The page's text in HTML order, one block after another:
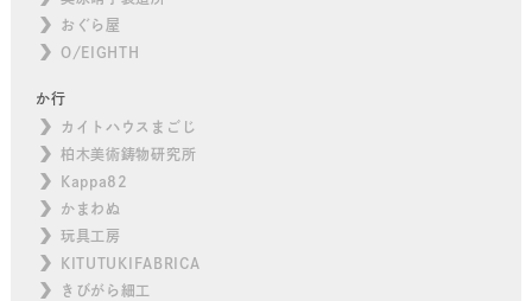
おぐら屋
O/EIGHTH
か行
カイトハウスまごじ
柏木美術鋳物研究所
Kappa82
かまわぬ
玩具工房
KITUTUKIFABRICA
きびがら細工